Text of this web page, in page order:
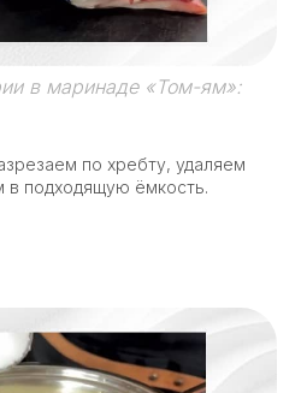
в маринаде «Том-ям»:
по хребту, удаляем
в подходящую ёмкость.